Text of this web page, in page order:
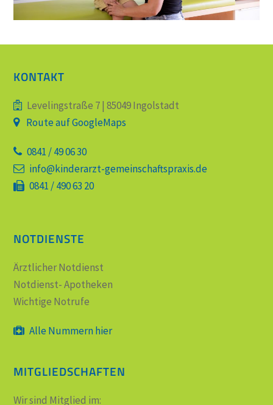
KONTAKT
Levelingstraße 7 | 85049 Ingolstadt
Route auf GoogleMaps
0841 / 49 06 30
info@kinderarzt-gemeinschaftspraxis.de
0841 / 490 63 20
NOTDIENSTE
Ärztlicher Notdienst
Notdienst- Apotheken
Wichtige Notrufe
Alle Nummern hier
MITGLIEDSCHAFTEN
Wir sind Mitglied im: